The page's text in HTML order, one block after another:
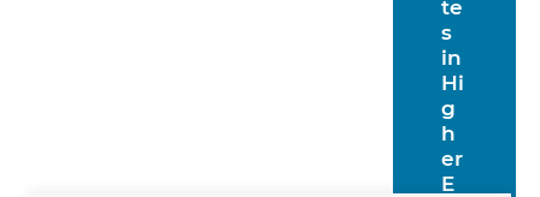
te
s
in
Hi
g
h
er
E